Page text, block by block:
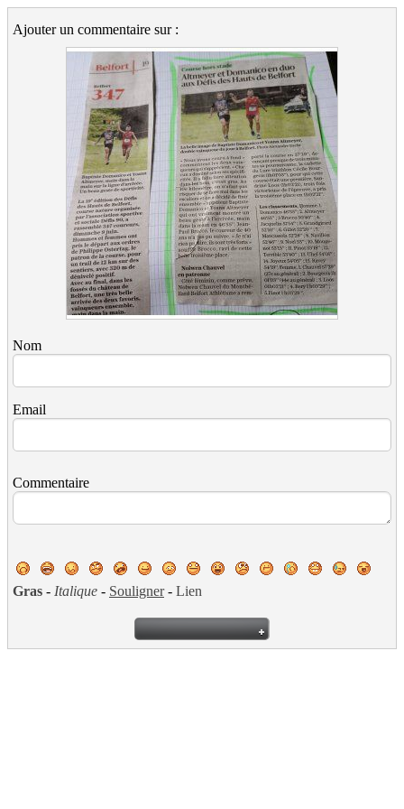
Ajouter un commentaire sur :
Nom
Email
Commentaire
Gras - Italique - Souligner- Lien